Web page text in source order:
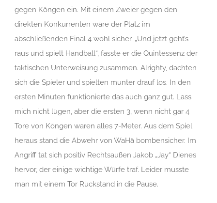
gegen Köngen ein. Mit einem Zweier gegen den
direkten Konkurrenten wäre der Platz im
abschließenden Final 4 wohl sicher. „Und jetzt geht’s
raus und spielt Handball“, fasste er die Quintessenz der
taktischen Unterweisung zusammen. Alrighty, dachten
sich die Spieler und spielten munter drauf los. In den
ersten Minuten funktionierte das auch ganz gut. Lass
mich nicht lügen, aber die ersten 3, wenn nicht gar 4
Tore von Köngen waren alles 7-Meter. Aus dem Spiel
heraus stand die Abwehr von WaHä bombensicher. Im
Angriff tat sich positiv Rechtsaußen Jakob „Jay“ Dienes
hervor, der einige wichtige Würfe traf. Leider musste
man mit einem Tor Rückstand in die Pause.